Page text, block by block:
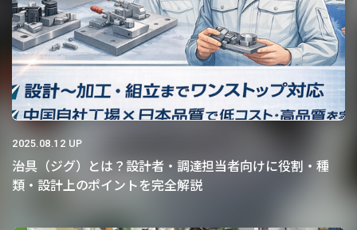
2025.08.12 UP
治具（ジグ）とは？設計者・調達担当者向けに役割・種
類・設計上のポイントを完全解説